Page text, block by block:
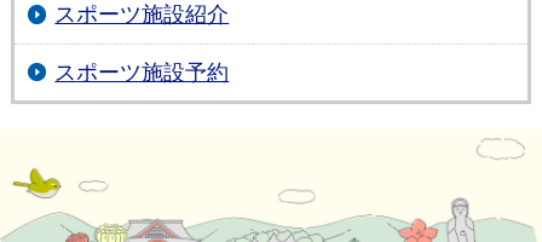
スポーツ施設紹介
スポーツ施設予約